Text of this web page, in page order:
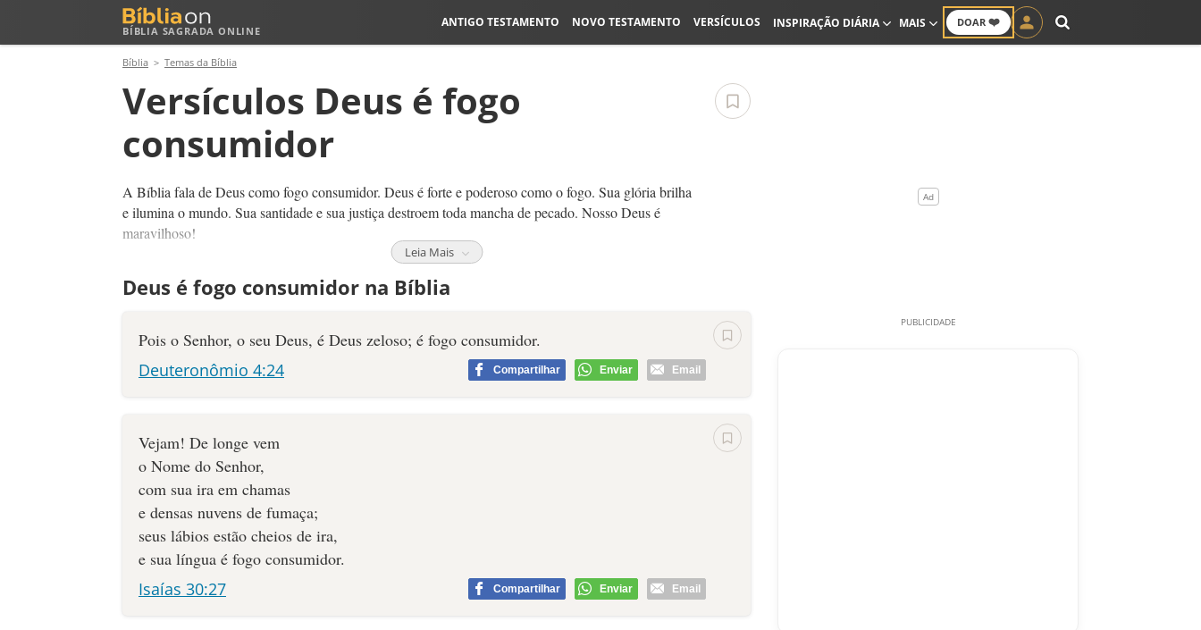
BÍBLIA SAGRADA ONLINE
DOAR ❤️
ANTIGO TESTAMENTO NOVO TESTAMENTO VERSÍCULOS INSPIRAÇÃO DIÁRIA MAIS
Bíblia Temas da Bíblia
Versículos Deus é fogo
consumidor
A Bíblia fala de Deus como fogo consumidor. Deus é forte e poderoso como o fogo. Sua glória brilha
e ilumina o mundo. Sua santidade e sua justiça destroem toda mancha de pecado. Nosso Deus é
maravilhoso!
O fogo consumidor na Bíblia está associado a justiça e julgamento. O fogo limpa metais preciosos,
como o ouro ou a prata, mas consome as impurezas. Da mesma maneira, o fogo consumidor de Deus
Leia Mais
Deus é fogo consumidor na Bíblia
Pois o Senhor, o seu Deus, é Deus zeloso; é fogo consumidor.
Deuteronômio 4:24
Compartilhar Enviar Email
Vejam! De longe vem
o Nome do Senhor,
com sua ira em chamas
e densas nuvens de fumaça;
seus lábios estão cheios de ira,
e sua língua é fogo consumidor.
Isaías 30:27
Compartilhar Enviar Email